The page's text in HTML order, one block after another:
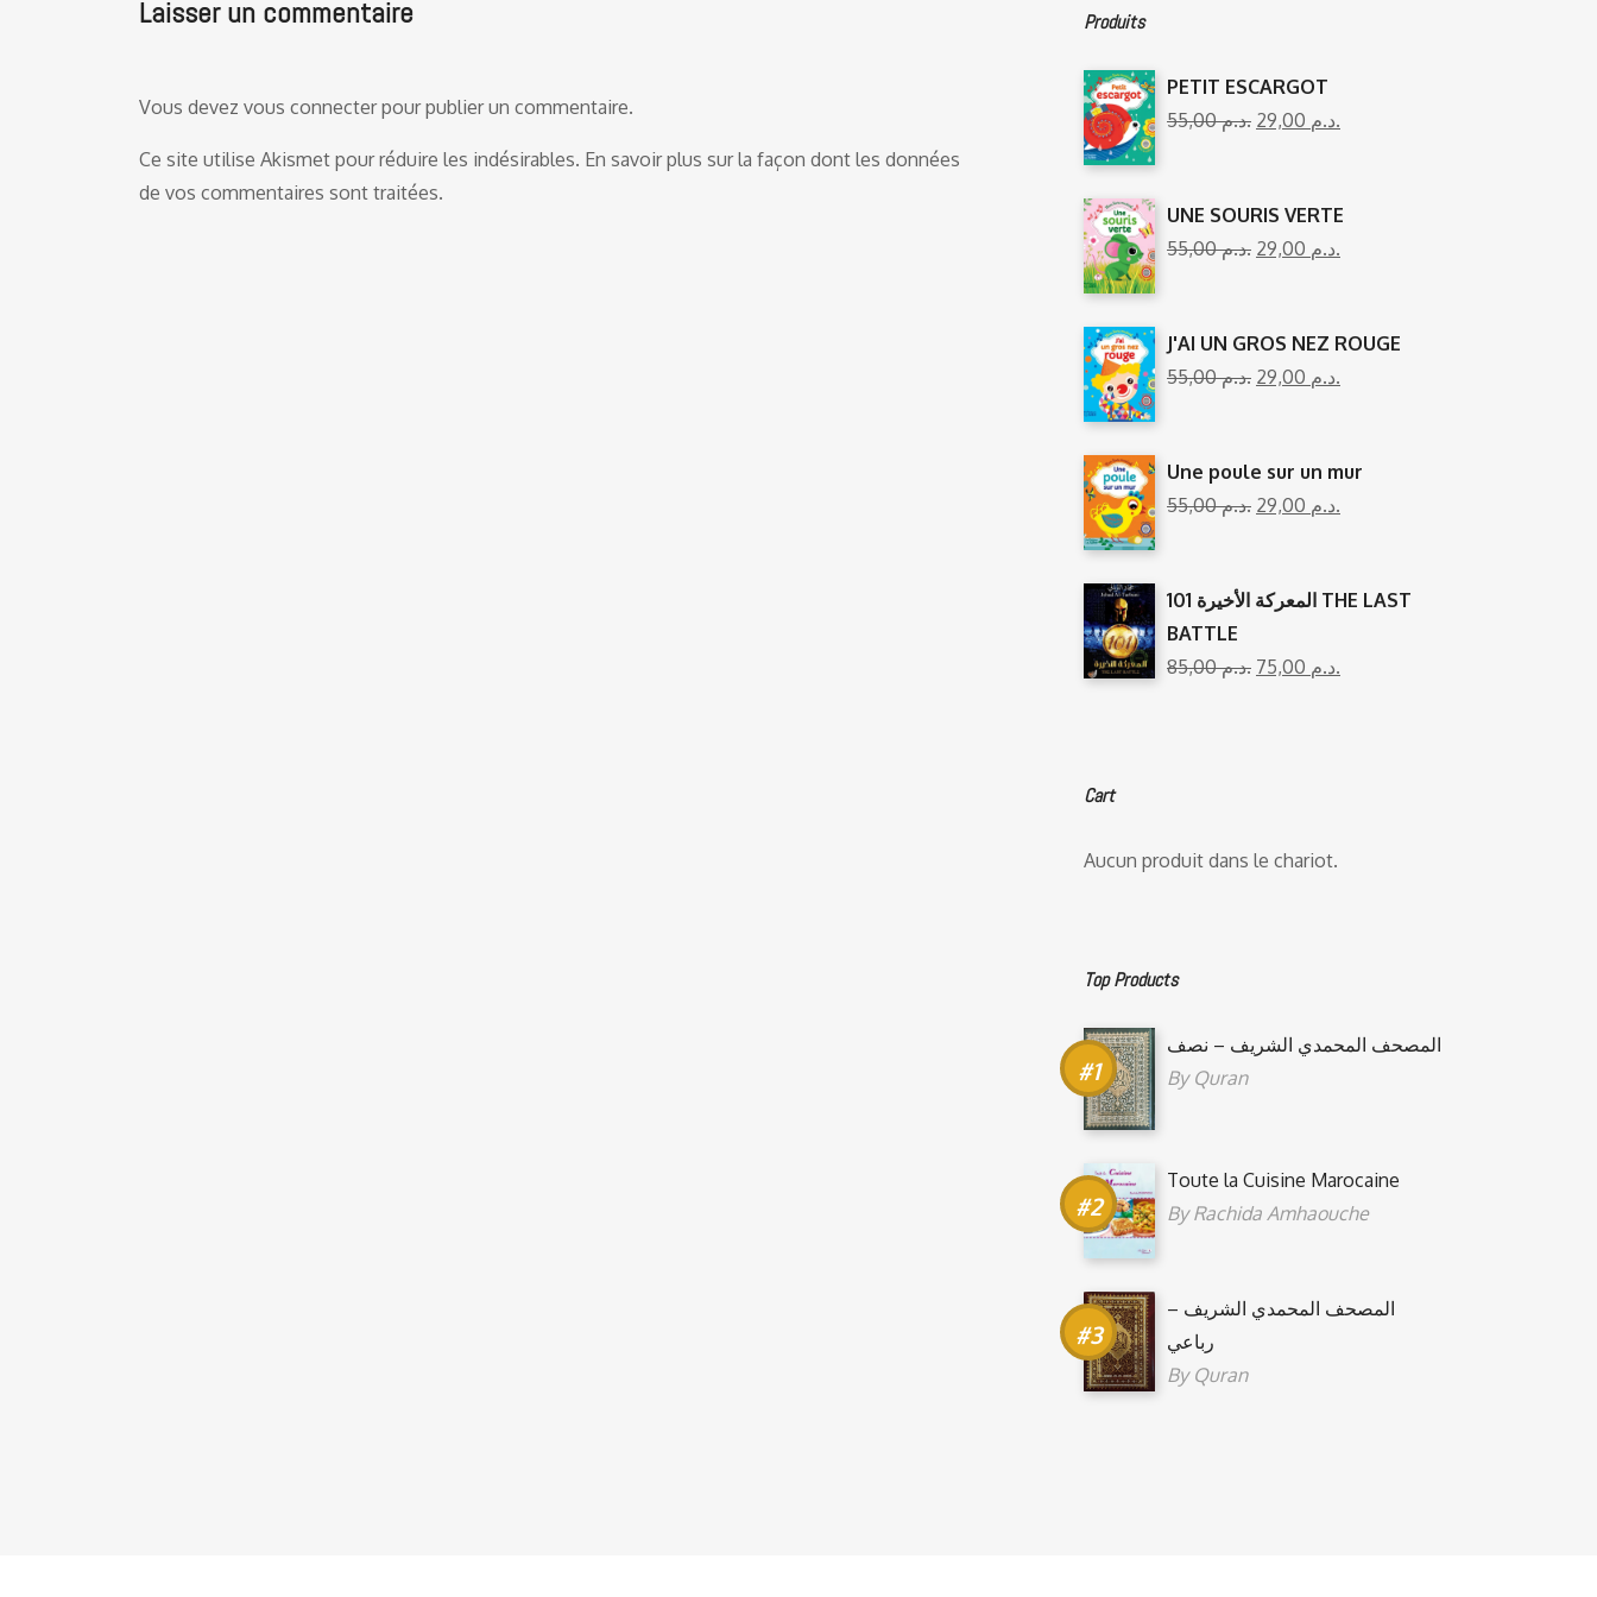
Laisser un commentaire
Vous devez vous connecterpour publier un commentaire.
Ce site utilise Akismet pour réduire les indésirables. En savoir plus sur la façon dont les données
de vos commentaires sont traitées.
Produits
PETIT ESCARGOT
55,00
د.م. 29,00 د.م.
UNE SOURIS VERTE
55,00
د.م. 29,00 د.م.
J'AI UN GROS NEZ ROUGE
55,00
د.م. 29,00 د.م.
Une poule sur un mur
55,00
د.م. 29,00 د.م.
المعركة الأخيرة 101 THE LAST
BATTLE
85,00
د.م. 75,00 د.م.
Cart
Aucun produit dans le chariot.
Top Products
المصحف المحمدي الشريف – نصف
By Quran
Toute la Cuisine Marocaine
ByRachida Amhaouche
المصحف المحمدي الشريف –
رباعي
By Quran